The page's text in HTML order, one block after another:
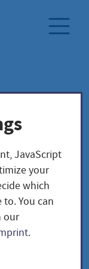
JavaScript
your
which
You can
our
.